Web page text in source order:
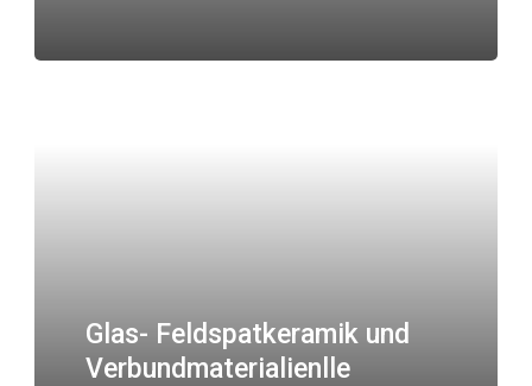
Glas- Feldspatkeramik und
Verbundmaterialienlle